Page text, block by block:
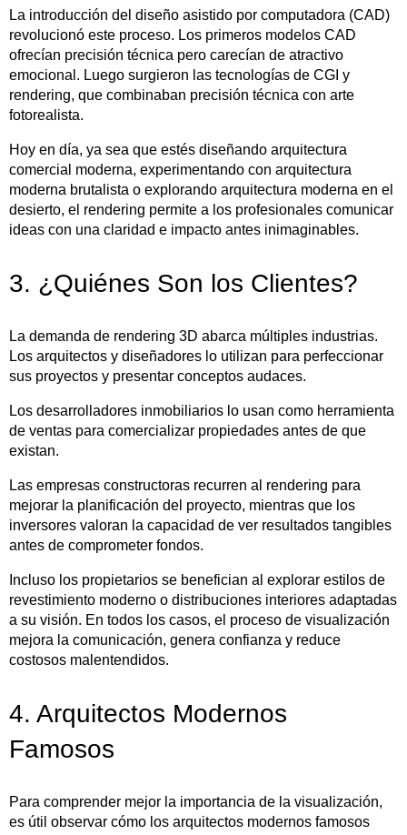
La introducción del diseño asistido por computadora (CAD)
revolucionó este proceso. Los primeros modelos CAD
ofrecían precisión técnica pero carecían de atractivo
emocional. Luego surgieron las tecnologías de CGI y
rendering, que combinaban precisión técnica con arte
fotorealista.
Hoy en día, ya sea que estés diseñando arquitectura
comercial moderna, experimentando con arquitectura
moderna brutalista o explorando arquitectura moderna en el
desierto, el rendering permite a los profesionales comunicar
ideas con una claridad e impacto antes inimaginables.
3. ¿Quiénes Son los Clientes?
La demanda de rendering 3D abarca múltiples industrias.
Los arquitectos y diseñadores lo utilizan para perfeccionar
sus proyectos y presentar conceptos audaces.
Los desarrolladores inmobiliarios lo usan como herramienta
de ventas para comercializar propiedades antes de que
existan.
Las empresas constructoras recurren al rendering para
mejorar la planificación del proyecto, mientras que los
inversores valoran la capacidad de ver resultados tangibles
antes de comprometer fondos.
Incluso los propietarios se benefician al explorar estilos de
revestimiento moderno o distribuciones interiores adaptadas
a su visión. En todos los casos, el proceso de visualización
mejora la comunicación, genera confianza y reduce
costosos malentendidos.
4. Arquitectos Modernos
Famosos
Para comprender mejor la importancia de la visualización,
es útil observar cómo los arquitectos modernos famosos